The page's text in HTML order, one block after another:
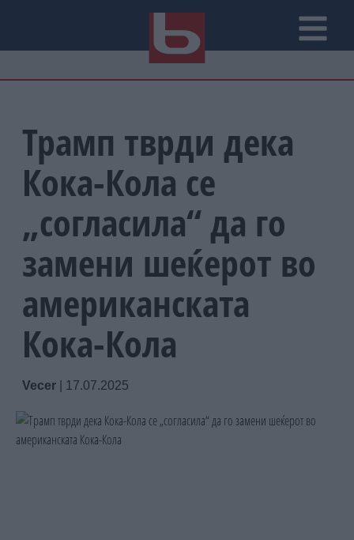
Трамп тврди дека
Кока-Кола се
„согласила“ да го
замени шеќерот во
американската
Кока-Кола
Vecer 17.07.2025